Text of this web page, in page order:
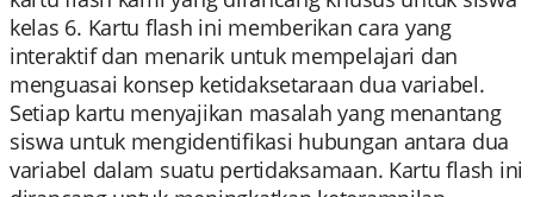
kelas 6. Kartu flash ini memberikan cara yang
interaktif dan menarik untuk mempelajari dan
menguasai konsep ketidaksetaraan dua variabel.
Setiap kartu menyajikan masalah yang menantang
siswa untuk mengidentifikasi hubungan antara dua
variabel dalam suatu pertidaksamaan. Kartu flash ini